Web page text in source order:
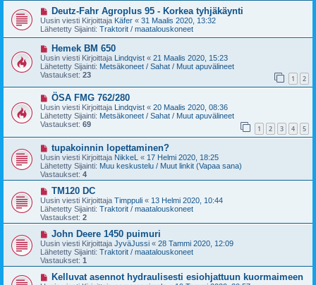
e
s
t
U
u
s
i
v
e
s
t
i
Deutz-Fahr Agroplus 95 - Korkea tyhjäkäynti
Uusin viesti Kirjoittaja Käfer « 31 Maalis 2020, 13:32
Lähetetty Sijainti: Traktorit / maatalouskoneet
U
u
s
i
v
i
e
s
t
i
Hemek BM 650
Uusin viesti Kirjoittaja Lindqvist « 21 Maalis 2020, 15:23
Lähetetty Sijainti: Metsäkoneet / Sahat / Muut apuvälineet
Vastaukset: 23 1 2
U
u
s
i
i
e
s
t
i
ÖSA FMG 762/280
Uusin viesti Kirjoittaja Lindqvist « 20 Maalis 2020, 08:36
Lähetetty Sijainti: Metsäkoneet / Sahat / Muut apuvälineet
Vastaukset: 69 1 2 3 4 5
U
u
s
i
v
s
t
i
tupakoinnin lopettaminen?
Uusin viesti Kirjoittaja NikkeL « 17 Helmi 2020, 18:25
Lähetetty Sijainti: Muu keskustelu / Muut linkit (Vapaa sana)
Vastaukset: 4
U
u
s
i
v
e
s
t
i
TM120 DC
Uusin viesti Kirjoittaja Timppuli « 13 Helmi 2020, 10:44
Lähetetty Sijainti: Traktorit / maatalouskoneet
Vastaukset: 2
U
u
s
i
v
e
John Deere 1450 puimuri
Uusin viesti Kirjoittaja JyväJussi « 28 Tammi 2020, 12:09
Lähetetty Sijainti: Traktorit / maatalouskoneet
Vastaukset: 1
UKelluvat asennot hydraulisesti esiohjattuun kuormaimeen